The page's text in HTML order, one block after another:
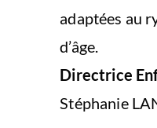
adaptées au
d’âge.
Directrice
Stéphanie